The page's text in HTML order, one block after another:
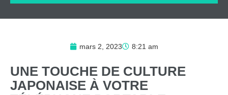
mars 2, 2023 8:21 am
UNE TOUCHE DE CULTURE
JAPONAISE À VOTRE